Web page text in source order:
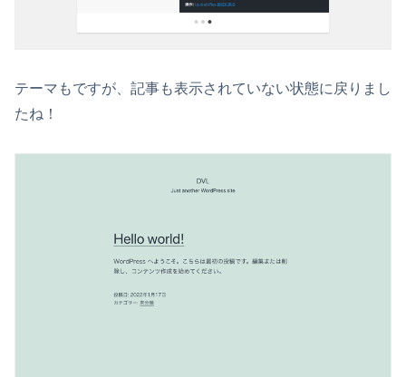
テーマもですが、記事も表示されていない状態に戻りまし
たね！